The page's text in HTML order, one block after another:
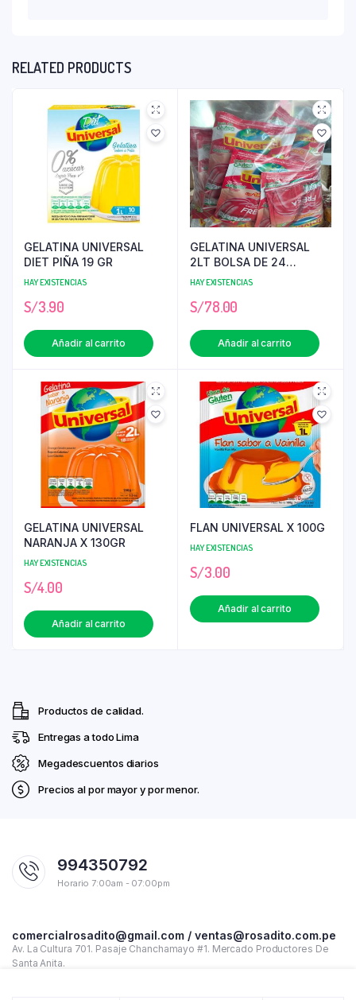
RELATED PRODUCTS
GELATINA UNIVERSAL
DIET PIÑA 19 GR
HAY EXISTENCIAS
S/3.90
Añadir al carrito
GELATINA UNIVERSAL
2LT BOLSA DE 24
UNIDADES
HAY EXISTENCIAS
S/78.00
Añadir al carrito
GELATINA UNIVERSAL
NARANJA X 130GR
HAY EXISTENCIAS
S/4.00
Añadir al carrito
FLAN UNIVERSAL X 100G
HAY EXISTENCIAS
S/3.00
Añadir al carrito
Productos de calidad.
Entregas a todo Lima
Megadescuentos diarios
Precios al por mayor y por menor.
994350792
Horario 7:00am - 07:00pm
comercialrosadito@gmail.com / ventas@rosadito.com.pe
Av. La Cultura 701. Pasaje Chanchamayo #1. Mercado Productores De
Santa Anita.